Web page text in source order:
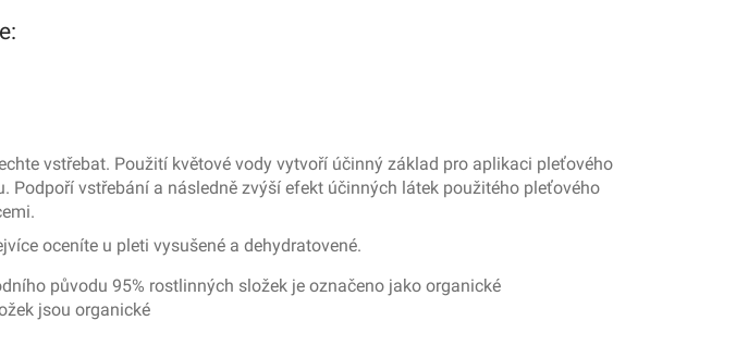
vstřebat. Použití květové vody vytvoří účinný základ pro aplikaci pleťového
Podpoří vstřebání a následně zvýší efekt účinných látek použitého pleťového
oceníte u pleti vysušené a dehydratovené.
původu 95% rostlinných složek je označeno jako organické
jsou organické